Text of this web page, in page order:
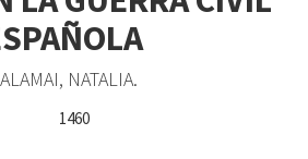
NATALIA.
1460